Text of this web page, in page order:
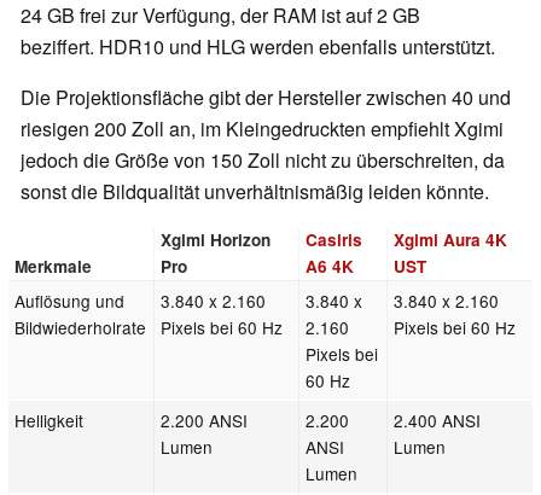
24 GB frei zur Verfügung, der RAM ist auf 2 GB
beziffert. HDR10 und HLG werden ebenfalls unterstützt.
Die Projektionsfläche gibt der Hersteller zwischen 40 und
riesigen 200 Zoll an, im Kleingedruckten empfiehlt Xgimi
jedoch die Größe von 150 Zoll nicht zu überschreiten, da
sonst die Bildqualität unverhältnismäßig leiden könnte.
Merkmale
Xgimi Horizon
Pro
Casiris
A6 4K
Xgimi Aura 4K
UST
Auflösung und
Bildwiederholrate
3.840 x 2.160
Pixels bei 60 Hz
3.840 x
2.160
Pixels bei
60 Hz
3.840 x 2.160
Pixels bei 60 Hz
Helligkeit
2.200 ANSI
Lumen
2.200
ANSI
Lumen
2.400 ANSI
Lumen